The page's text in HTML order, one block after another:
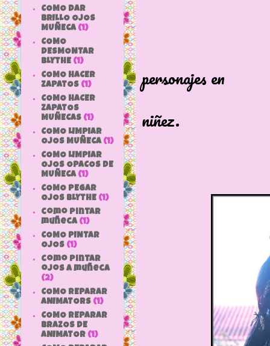
personajes en
su
niñez.
COMO DAR
BRILLO OJOS
MUÑECA (1)
COMO
DESMONTAR
BLYTHE (1)
COMO HACER
ZAPATOS (1)
COMO HACER
ZAPATOS
MUÑECAS (1)
COMO LIMPIAR
OJOS MUÑECA (1)
COMO LIMPIAR
OJOS OPACOS DE
MUÑECA (1)
COMO PEGAR
OJOS BLYTHE (1)
como pintar
muñeca (1)
COMO PINTAR
OJOS (1)
como pintar
ojos a muñeca
(2)
COMO REPARAR
ANIMATORS (1)
COMO REPARAR
BRAZOS DE
ANIMATOR (1)